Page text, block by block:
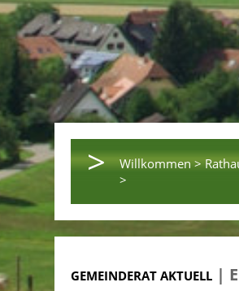
> Willkommen >
>
GEMEINDERAT AKTUELL |